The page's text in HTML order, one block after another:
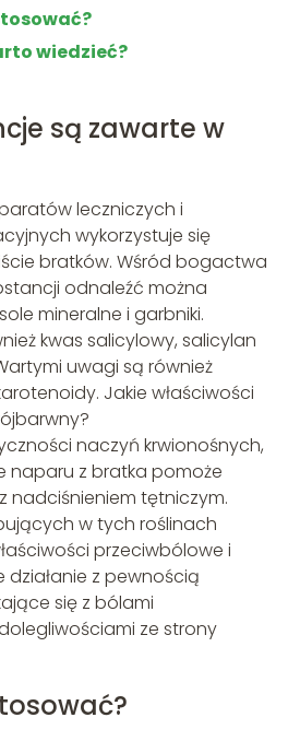
wiedzieć?
są zawarte w
leczniczych i
wykorzystuje się
bratków. Wśród bogactwa
odnaleźć można
mineralne i garbniki.
kwas salicylowy, salicylan
uwagi są również
Jakie właściwości
naczyń krwionośnych,
naparu z bratka pomoże
nadciśnieniem tętniczym.
w tych roślinach
przeciwbólowe i
działanie z pewnością
się z bólami
ze strony